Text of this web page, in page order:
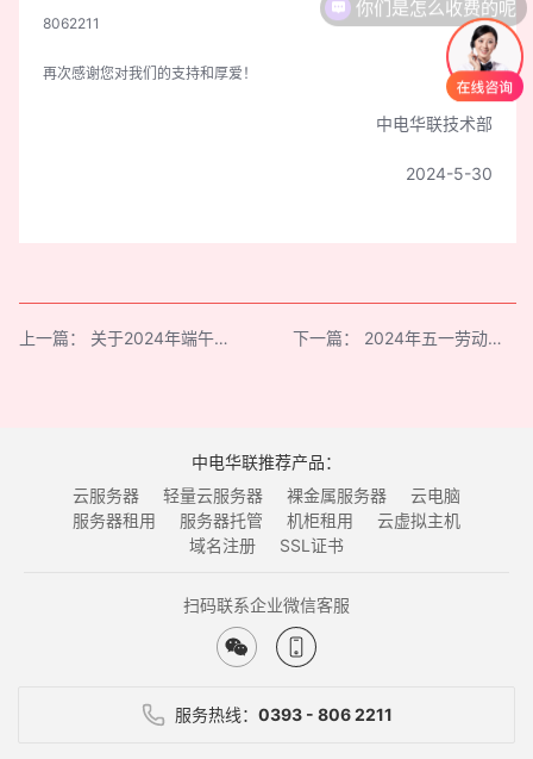
8062211
再次感谢您对我们的支持和厚爱！
中电华联技术部
2024-5-30
上一篇： 关于2024年端午节放假安排的通知 下一篇： 2024年五一劳动节放假安排
中电华联推荐产品：
云服务器
轻量云服务器 裸金属服务器
云电脑
服务器租用
服务器托管 机柜租用
云虚拟主机
域名注册
SSL证书
扫码联系企业微信客服
服务热线： 0393 - 806 2211